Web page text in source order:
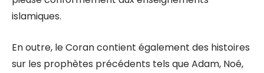
islamiques.
En outre, le Coran contient également des histoires
sur les prophètes précédents tels que Adam, Noé,